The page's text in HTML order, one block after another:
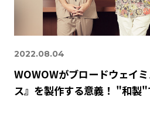
2022.08.04
WOWOWがブロードウェイ
ス』を製作する意義！ "和製